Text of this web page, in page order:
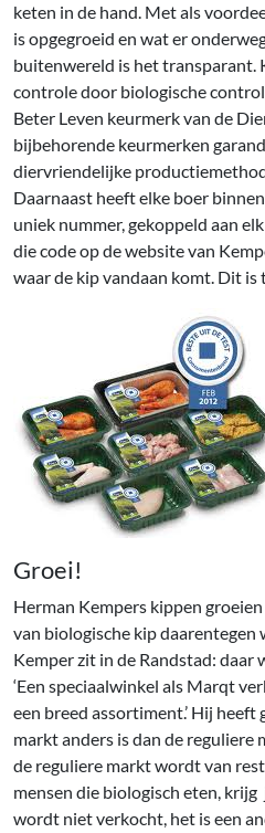
keten in de hand. Met als
is opgegroeid en wat er
buitenwereld is het transparant.
controle door biologische
Beter Leven keurmerk van de
bijbehorende keurmerken
diervriendelijke
Daarnaast heeft elke boer
uniek nummer, gekoppeld aan
die code op de website van
waar de kip vandaan komt. Dit is
Groei!
Herman Kempers kippen
van biologische kip daarentegen
Kemper zit in de Randstad:
‘Een speciaalwinkel als Marqt
een breed assortiment.’ Hij
markt anders is dan de reguliere
de reguliere markt wordt van
mensen die biologisch eten,
wordt niet verkocht, het is een